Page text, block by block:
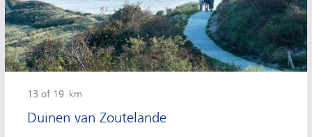
Duinen van Zoutelande
13 of 19 km